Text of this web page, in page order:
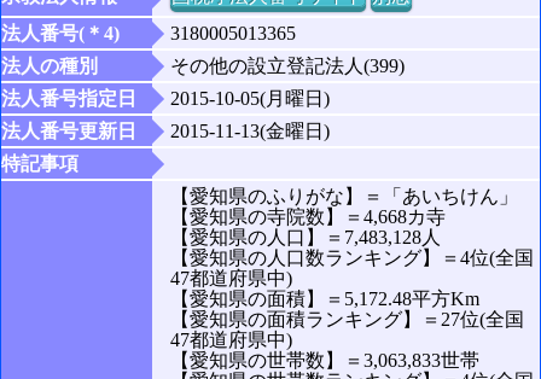
法人番号(＊4)
3180005013365
法人の種別
その他の設立登記法人(399)
法人番号指定日
2015-10-05(月曜日)
法人番号更新日
2015-11-13(金曜日)
特記事項
【愛知県のふりがな】＝「あいちけん」
【愛知県の寺院数】＝4,668カ寺
【愛知県の人口】＝7,483,128人
【愛知県の人口数ランキング】＝4位(全国
47都道府県中)
【愛知県の面積】＝5,172.48平方Km
【愛知県の面積ランキング】＝27位(全国
47都道府県中)
【愛知県の世帯数】＝3,063,833世帯